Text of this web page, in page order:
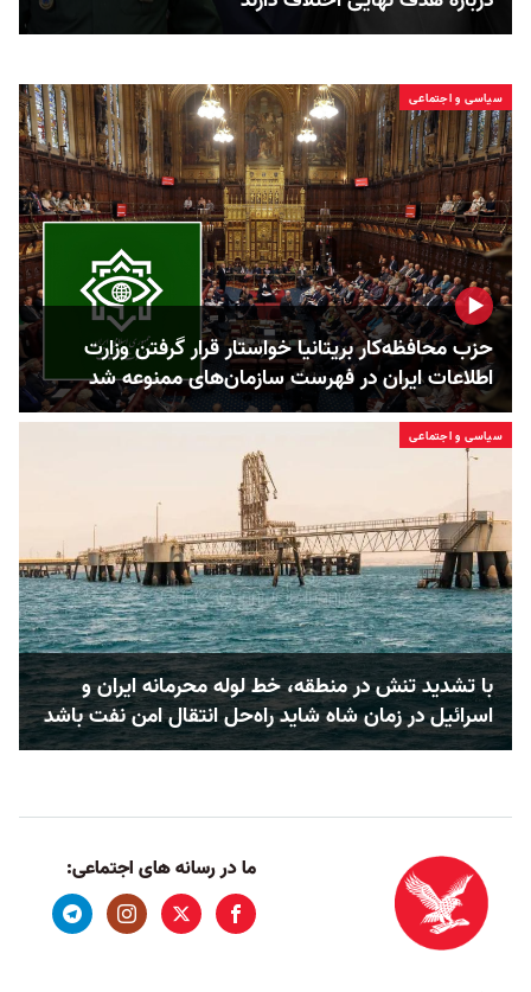
سیاسی و اجتماعی
حزب محافظه‌کار بریتانیا خواستار قرار گرفتن وزارت
اطلاعات ایران در فهرست سازمان‌های ممنوعه شد
سیاسی و اجتماعی
با تشدید تنش در منطقه، خط لوله محرمانه ایران و
اسرائیل در زمان شاه شاید راه‌حل انتقال امن نفت باشد
ما در رسانه های اجتماعی: